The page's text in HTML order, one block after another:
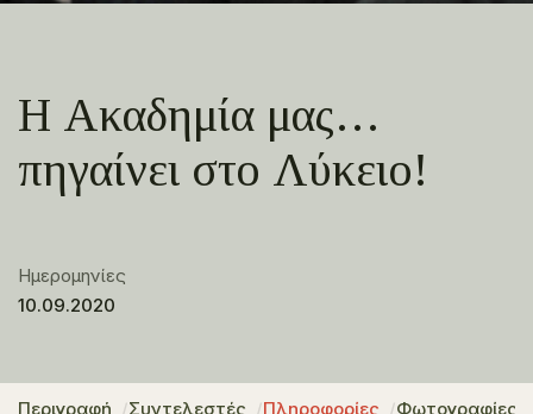
Η Ακαδημία μας…
πηγαίνει στο Λύκειο!
Ημερομηνίες
10.09.2020
Περιγραφή Συντελεστές Πληροφορίες Φωτογραφίες